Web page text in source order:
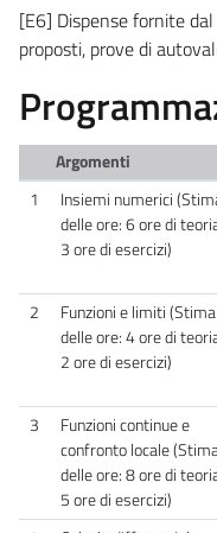
[E6] Dispense fornite
proposti, prove di
Argomenti
1
Insiemi numerici
delle ore: 6 ore di
3 ore di esercizi)
2
Funzioni e limiti (Stima
delle ore: 4 ore di
2 ore di esercizi)
3
Funzioni continue e
confronto locale
delle ore: 8 ore di
5 ore di esercizi)